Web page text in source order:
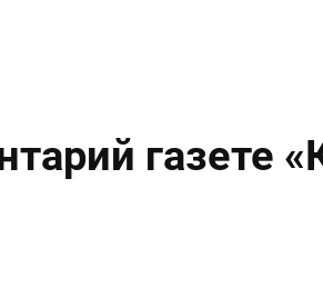
газете